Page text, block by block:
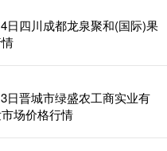
日四川成都龙泉聚和(国际)果
日晋城市绿盛农工商实业有
场价格行情